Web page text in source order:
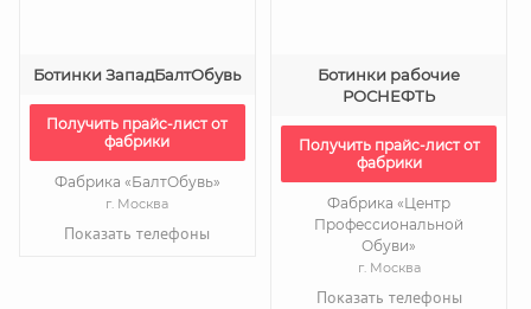
Ботинки ЗападБалтОбувь
Получить прайс-лист от
фабрики
Фабрика «БалтОбувь»
г. Москва
Показать телефоны
Ботинки рабочие
РОСНЕФТЬ
Получить прайс-лист от
фабрики
Фабрика «Центр
Профессиональной
Обуви»
г. Москва
Показать телефоны